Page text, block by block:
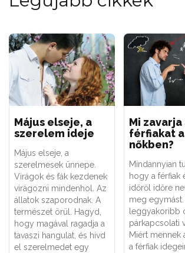
Május elseje, a
szerelem ideje
Május elseje, a
szerelmesek ünnepe.
Virágok és fák kezdenek
virágozni mindenhol. Az
állatok szaporodnak. A
természet örül. Hagyd,
hogy magával ragadja a
tavaszi hangulat, és hívd
el szerelmedet egy
Mi zavarja
férfiakat a
nőkben?
Mindannyian
hogy a férfiak
időről időre
meg
leggyakoribb
párkapcsolati
Miért mennek
a férfiak